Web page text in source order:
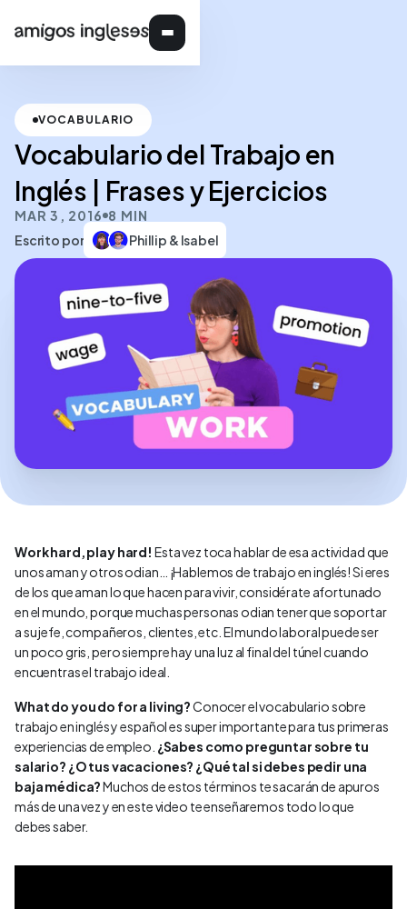
VOCABULARIO
Vocabulario del Trabajo en
Inglés | Frases y Ejercicios
MAR 3, 2016 8 MIN
Escrito por
Phillip & Isabel
Work hard, play hard! Esta vez toca hablar de esa actividad que
unos aman y otros odian… ¡Hablemos de trabajo en inglés! Si eres
de los que aman lo que hacen para vivir, considérate afortunado
en el mundo, porque muchas personas odian tener que soportar
a su jefe, compañeros, clientes, etc. El mundo laboral puede ser
un poco gris, pero siempre hay una luz al final del túnel cuando
encuentras el trabajo ideal.
What do you do for a living?Conocer el vocabulario sobre
trabajo en inglés y español es super importante para tus primeras
experiencias de empleo. ¿Sabes como preguntar sobre tu
salario? ¿O tus vacaciones? ¿Qué tal si debes pedir una
baja médica?Muchos de estos términos te sacarán de apuros
más de una vez y en este video te enseñaremos todo lo que
debes saber.